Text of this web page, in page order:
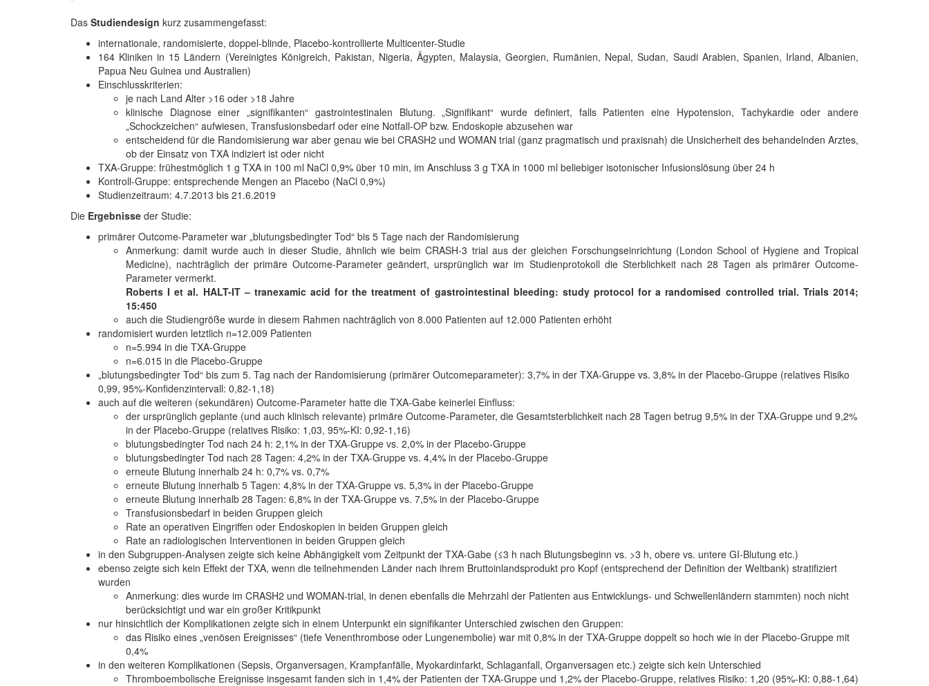
Das Studiendesign kurz zusammengefasst:
internationale, randomisierte, doppel-blinde, Placebo-kontrollierte Multicenter-Studie
164 Kliniken in 15 Ländern (Vereinigtes Königreich, Pakistan, Nigeria, Ägypten, Malaysia, Georgien, Rumänien, Nepal, Sudan, Saudi Arabien, Spanien, Irland, Albanien,
Papua Neu Guinea und Australien)
Einschlusskriterien:
je nach Land Alter >16 oder >18 Jahre
klinische Diagnose einer „signifikanten“ gastrointestinalen Blutung. „Signifikant“ wurde definiert, falls Patienten eine Hypotension, Tachykardie oder andere
„Schockzeichen“ aufwiesen, Transfusionsbedarf oder eine Notfall-OP bzw. Endoskopie abzusehen war
entscheidend für die Randomisierung war aber genau wie bei CRASH2 und WOMAN trial (ganz pragmatisch und praxisnah) die Unsicherheit des behandelnden Arztes,
ob der Einsatz von TXA indiziert ist oder nicht
TXA-Gruppe: frühestmöglich 1 g TXA in 100 ml NaCl 0,9% über 10 min, im Anschluss 3 g TXA in 1000 ml beliebiger isotonischer Infusionslösung über 24 h
Kontroll-Gruppe: entsprechende Mengen an Placebo (NaCl 0,9%)
Studienzeitraum: 4.7.2013 bis 21.6.2019
Die Ergebnisse der Studie:
primärer Outcome-Parameter war „blutungsbedingter Tod“ bis 5 Tage nach der Randomisierung
Anmerkung: damit wurde auch in dieser Studie, ähnlich wie beim CRASH-3 trial aus der gleichen Forschungseinrichtung (London School of Hygiene and Tropical
Medicine), nachträglich der primäre Outcome-Parameter geändert, ursprünglich war im Studienprotokoll die Sterblichkeit nach 28 Tagen als primärer Outcome-
Parameter vermerkt.
Roberts I et al. HALT-IT – tranexamic acid for the treatment of gastrointestinal bleeding: study protocol for a randomised controlled trial. Trials 2014;
15:450
auch die Studiengröße wurde in diesem Rahmen nachträglich von 8.000 Patienten auf 12.000 Patienten erhöht
randomisiert wurden letztlich n=12.009 Patienten
n=5.994 in die TXA-Gruppe
n=6.015 in die Placebo-Gruppe
„blutungsbedingter Tod“ bis zum 5. Tag nach der Randomisierung (primärer Outcomeparameter): 3,7% in der TXA-Gruppe vs. 3,8% in der Placebo-Gruppe (relatives Risiko
0,99, 95%-Konfidenzintervall: 0,82-1,18)
auch auf die weiteren (sekundären) Outcome-Parameter hatte die TXA-Gabe keinerlei Einfluss:
der ursprünglich geplante (und auch klinisch relevante) primäre Outcome-Parameter, die Gesamtsterblichkeit nach 28 Tagen betrug 9,5% in der TXA-Gruppe und 9,2%
in der Placebo-Gruppe (relatives Risiko: 1,03, 95%-KI: 0,92-1,16)
blutungsbedingter Tod nach 24 h: 2,1% in der TXA-Gruppe vs. 2,0% in der Placebo-Gruppe
blutungsbedingter Tod nach 28 Tagen: 4,2% in der TXA-Gruppe vs. 4,4% in der Placebo-Gruppe
erneute Blutung innerhalb 24 h: 0,7% vs. 0,7%
erneute Blutung innerhalb 5 Tagen: 4,8% in der TXA-Gruppe vs. 5,3% in der Placebo-Gruppe
erneute Blutung innerhalb 28 Tagen: 6,8% in der TXA-Gruppe vs. 7,5% in der Placebo-Gruppe
Transfusionsbedarf in beiden Gruppen gleich
Rate an operativen Eingriffen oder Endoskopien in beiden Gruppen gleich
Rate an radiologischen Interventionen in beiden Gruppen gleich
in den Subgruppen-Analysen zeigte sich keine Abhängigkeit vom Zeitpunkt der TXA-Gabe (≤3 h nach Blutungsbeginn vs. >3 h, obere vs. untere GI-Blutung etc.)
ebenso zeigte sich kein Effekt der TXA, wenn die teilnehmenden Länder nach ihrem Bruttoinlandsprodukt pro Kopf (entsprechend der Definition der Weltbank) stratifiziert
wurden
Anmerkung: dies wurde im CRASH2 und WOMAN-trial, in denen ebenfalls die Mehrzahl der Patienten aus Entwicklungs- und Schwellenländern stammten) noch nicht
berücksichtigt und war ein großer Kritikpunkt
nur hinsichtlich der Komplikationen zeigte sich in einem Unterpunkt ein signifikanter Unterschied zwischen den Gruppen:
das Risiko eines „venösen Ereignisses“ (tiefe Venenthrombose oder Lungenembolie) war mit 0,8% in der TXA-Gruppe doppelt so hoch wie in der Placebo-Gruppe mit
0,4%
in den weiteren Komplikationen (Sepsis, Organversagen, Krampfanfälle, Myokardinfarkt, Schlaganfall, Organversagen etc.) zeigte sich kein Unterschied
Thromboembolische Ereignisse insgesamt fanden sich in 1,4% der Patienten der TXA-Gruppe und 1,2% der Placebo-Gruppe, relatives Risiko: 1,20 (95%-KI: 0,88-1,64)